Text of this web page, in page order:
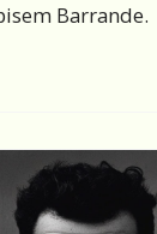
Barrande.